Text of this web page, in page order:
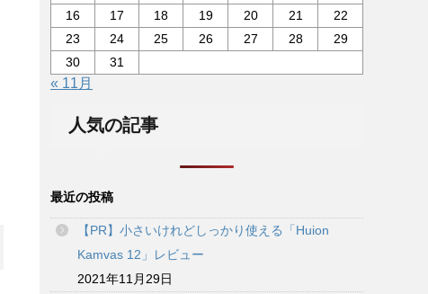
16
17 18 19 20 21
22
23
24 25 26 27 28
29
30
31
« 11月
人気の記事
最近の投稿
【PR】小さいけれどしっかり使える「Huion
Kamvas 12」レビュー
2021年11月29日